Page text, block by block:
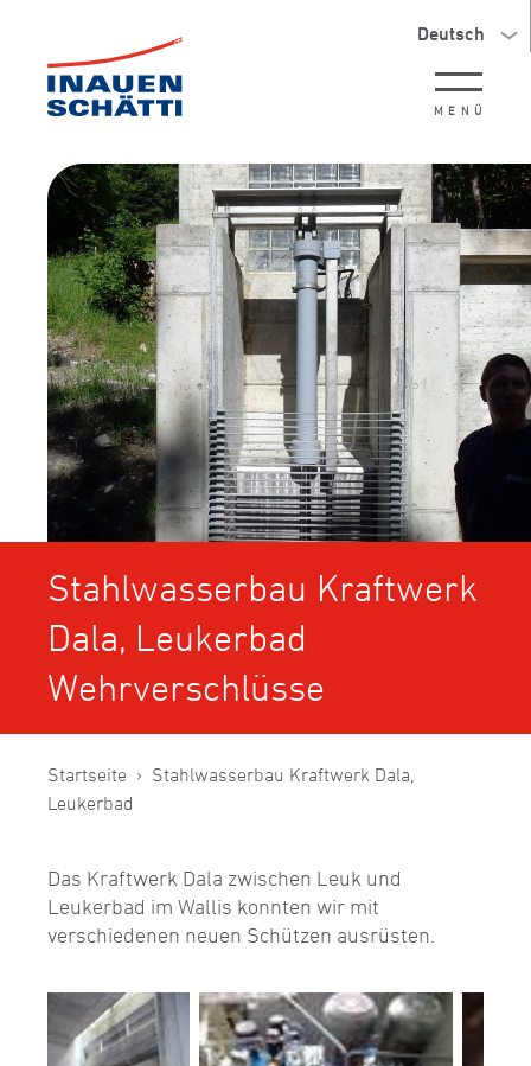
Deutsch
MENÜ
Stahlwasserbau Kraftwerk
Dala, Leukerbad
Wehrverschlüsse
Startseite
Stahlwasserbau Kraftwerk Dala,
Leukerbad
Das Kraftwerk Dala zwischen Leuk und
Leukerbad im Wallis konnten wir mit
verschiedenen neuen Schützen ausrüsten.